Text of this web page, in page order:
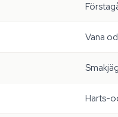
Vana
Harts-